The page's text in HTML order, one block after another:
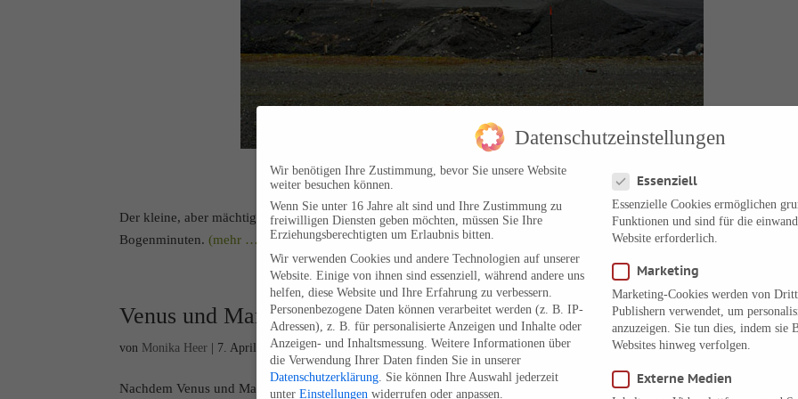
Norden der Halde Pluto im Ruhrgebiet
Der kleine, aber mächtige Zwergplanet bewegt sich in den fünf Wochen um seine Station herum gerade mal fünf
Bogenminuten.(mehr …)
Venus und Mars treffen sich im Widder
von Monika Heer 7. April 2013
Nachdem Venus und Mars ihre Begegnungen mit Pluto und Uranus hinter sich gebracht haben, treffen beide Planeten
Datenschutzeinstellungen
Wir benötigen Ihre Zustimmung, bevor Sie unsere Website
weiter besuchen können.
Wenn Sie unter 16 Jahre alt sind und Ihre Zustimmung zu
freiwilligen Diensten geben möchten, müssen Sie Ihre
Erziehungsberechtigten um Erlaubnis bitten.
Wir verwenden Cookies und andere Technologien auf unserer
Website. Einige von ihnen sind essenziell, während andere uns
helfen, diese Website und Ihre Erfahrung zu verbessern.
Personenbezogene Daten können verarbeitet werden (z. B. IP-
Adressen), z. B. für personalisierte Anzeigen und Inhalte oder
Anzeigen- und Inhaltsmessung. Weitere Informationen über
die Verwendung Ihrer Daten finden Sie in unserer
Datenschutzerklärung Sie können Ihre Auswahl jederzeit
unter Einstellungen widerrufen oder anpassen.
Essenziell
Essenzielle Cookies ermöglichen
Funktionen und sind für die
Website erforderlich.
Marketing
Marketing-Cookies werden von
Publishern verwendet, um
anzuzeigen. Sie tun dies, indem sie
Websites hinweg verfolgen.
Externe Medien